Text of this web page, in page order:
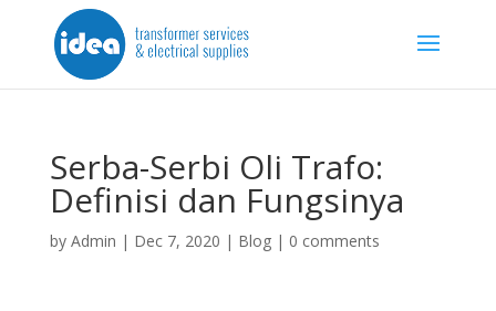
Serba-Serbi Oli Trafo:
Definisi dan Fungsinya
by Admin | Dec 7, 2020 | Blog| 0 comments